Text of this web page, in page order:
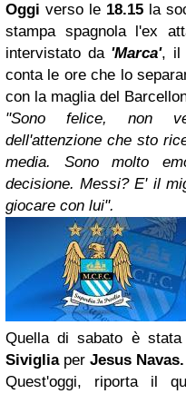
Oggi verso le 18.15 la
stampa spagnola l'ex
intervistato da 'Marca', il
conta le ore che lo
con la maglia del
"Sono felice, non
dell'attenzione che sto
media. Sono molto
decisione. Messi? E' il
giocare con lui".
Quella di sabato è
Siviglia per Jesus Navas.
Quest'oggi, riporta il